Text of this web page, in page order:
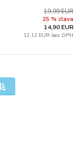
19,99 EUR
25 % zľava
14,90 EUR
12,11 EUR bez DPH